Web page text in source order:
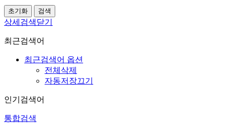
상세검색닫기
최근검색어
최근검색어 옵션
전체삭제
자동저장끄기
인기검색어
통합검색